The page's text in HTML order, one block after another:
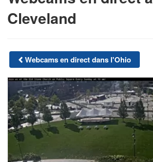
Cleveland
Webcams en direct dans l'Ohio